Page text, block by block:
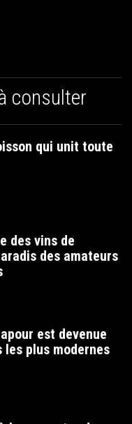
consulter
qui unit toute
des vins de
des amateurs
est devenue
les plus modernes